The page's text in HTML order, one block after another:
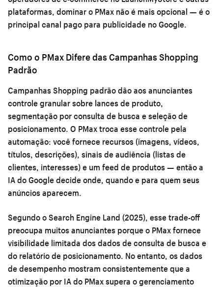
plataformas, dominar o PMax não é mais opcional — é o
principal canal pago para publicidade no Google.
Como o PMax Difere das Campanhas Shopping
Padrão
Campanhas Shopping padrão dão aos anunciantes
controle granular sobre lances de produto,
segmentação por consulta de busca e seleção de
posicionamento. O PMax troca esse controle pela
automação: você fornece recursos (imagens, vídeos,
títulos, descrições), sinais de audiência (listas de
clientes, interesses) e um feed de produtos — então a
IA do Google decide onde, quando e para quem seus
anúncios aparecem.
Segundo o Search Engine Land (2025), esse trade-off
preocupa muitos anunciantes porque o PMax fornece
visibilidade limitada dos dados de consulta de busca e
do relatório de posicionamento. No entanto, os dados
de desempenho mostram consistentemente que a
otimização por IA do PMax supera o gerenciamento